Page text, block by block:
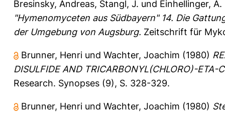
Bresinsky, Andreas, Stangl, J. und Einhellinger, A.
"Hymenomyceten aus Südbayern" 14. Die
der Umgebung von Augsburg. Zeitschrift für
Brunner, Henri und Wachter, Joachim (1980)
DISULFIDE AND TRICARBONYL(CHLORO)-ETA-
Research. Synopses (9), S. 328-329.
Brunner, Henri und Wachter, Joachim (1980)